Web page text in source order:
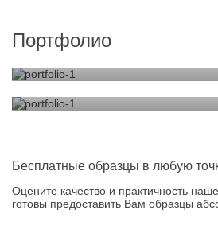
Портфолио
Стеновые панели для медицинских
Бесплатные образцы в любую
Оцените качество и практичность
готовы предоставить Вам образцы